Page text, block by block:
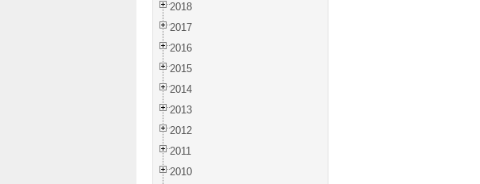
2018
2017
2016
2015
2014
2013
2012
2011
2010